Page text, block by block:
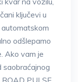
ključevi u
odšlepamo
Ako vam je
saobraćajnog